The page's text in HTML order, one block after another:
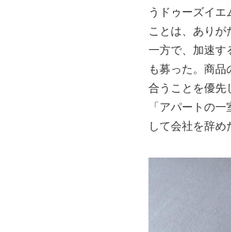
うドゥーズイエ
ことは、ありが
一方で、加速す
も募った。商品
合うことを優先
「アパートの
して会社を辞め